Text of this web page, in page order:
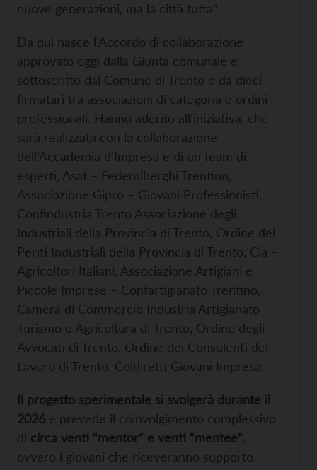
nuove generazioni, ma la città tutta”.
Da qui nasce l’Accordo di collaborazione
approvato oggi dalla Giunta comunale e
sottoscritto dal Comune di Trento e da dieci
firmatari tra associazioni di categoria e ordini
professionali. Hanno aderito all’iniziativa, che
sarà realizzata con la collaborazione
dell’Accademia d’Impresa e di un team di
esperti, Asat – Federalberghi Trentino,
Associazione Gipro – Giovani Professionisti,
Confindustria Trento Associazione degli
Industriali della Provincia di Trento, Ordine dei
Periti Industriali della Provincia di Trento, Cia –
Agricoltori Italiani, Associazione Artigiani e
Piccole Imprese – Confartigianato Trentino,
Camera di Commercio Industria Artigianato
Turismo e Agricoltura di Trento, Ordine degli
Avvocati di Trento, Ordine dei Consulenti del
Lavoro di Trento, Coldiretti Giovani Impresa.
Il progetto sperimentale si svolgerà durante il
2026 e prevede il coinvolgimento complessivo
di circa venti “mentor” e venti “mentee”
ovvero i giovani che riceveranno supporto.